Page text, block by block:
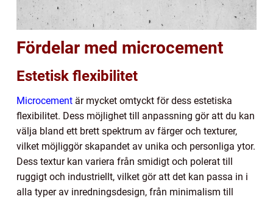
Fördelar med microcement
Estetisk flexibilitet
Microcement är mycket omtyckt för dess estetiska
flexibilitet. Dess möjlighet till anpassning gör att du kan
välja bland ett brett spektrum av färger och texturer,
vilket möjliggör skapandet av unika och personliga ytor.
Dess textur kan variera från smidigt och polerat till
ruggigt och industriellt, vilket gör att det kan passa in i
alla typer av inredningsdesign, från minimalism till